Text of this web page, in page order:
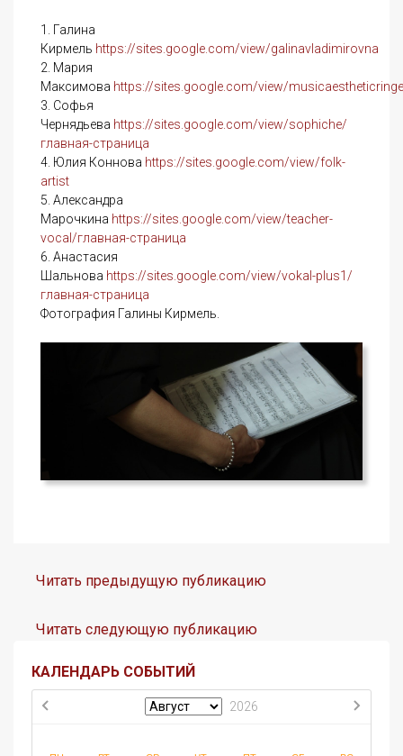
1. Галина
Кирмель https://sites.google.com/view/galinavladimirovna
2. Мария
Максимова https://sites.google.com/view/
3. Софья
Чернядьева https://sites.google.com/view/sophiche/
главная-страница
4. Юлия Коннова https://sites.google.com/view/folk-
artist
5. Александра
Марочкина https://sites.google.com/view/teacher-
vocal/главная-страница
6. Анастасия
Шальнова https://sites.google.com/view/vokal-plus1/
главная-страница
Фотография Галины Кирмель.
Читать предыдущую публикацию
Читать следующую публикацию
КАЛЕНДАРЬ СОБЫТИЙ
2026